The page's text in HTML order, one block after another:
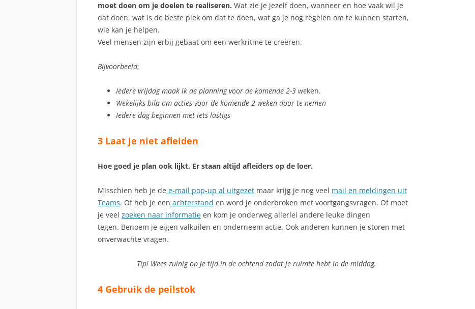
moet doen om je doelen te realiseren. Wat zie je jezelf doen, wanneer en hoe vaak wil je
dat doen, wat is de beste plek om dat te doen, wat ga je nog regelen om te kunnen starten,
wie kan je helpen.
Veel mensen zijn erbij gebaat om een werkritme te creëren.
Bijvoorbeeld;
Iedere vrijdag maak ik de planning voor de komende 2-3 weken.
Wekelijks bila om acties voor de komende 2 weken door te nemen
Iedere dag beginnen met iets lastigs
3 Laat je niet afleiden
Hoe goed je plan ook lijkt. Er staan altijd afleiders op de loer.
Misschien heb je de e-mail pop-up al uitgezet maar krijg je nog veel mail en meldingen uit
Teams. Of heb je een achterstand en word je onderbroken met voortgangsvragen. Of moet
je veel zoeken naar informatie en kom je onderweg allerlei andere leuke dingen
tegen. Benoem je eigen valkuilen en onderneem actie. Ook anderen kunnen je storen met
onverwachte vragen.
Tip! Wees zuinig op je tijd in de ochtend zodat je ruimte hebt in de middag.
4 Gebruik de peilstok